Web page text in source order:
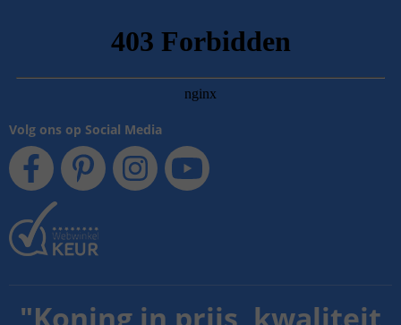
Volg ons op Social Media